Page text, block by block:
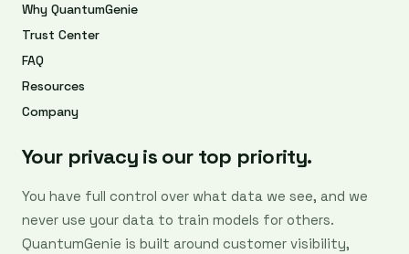
Why QuantumGenie
Trust Center
FAQ
Resources
Company
Your privacy is our top priority.
You have full control over what data we see, and we
never use your data to train models for others.
QuantumGenie is built around customer visibility,